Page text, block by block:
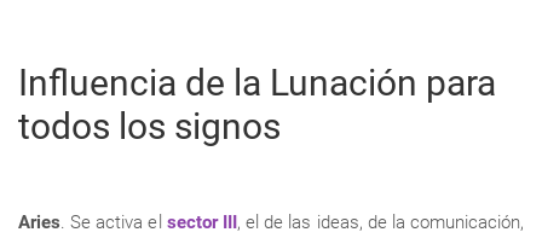
Influencia de la Lunación para
todos los signos
Aries . Se activa el sector III, el de las ideas, de la comunicación,